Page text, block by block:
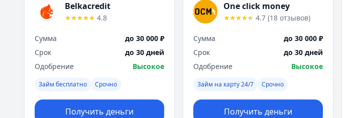
Belkacredit
4.8
Сумма
до 30 000 ₽
Срок
до 30 дней
Одобрение
Высокое
Займ бесплатно Срочно
Получить деньги
One click money
4.7 (18 отзывов)
Сумма
до 30 000 ₽
Срок
до 30 дней
Одобрение
Высокое
Займ на карту 24/7 Срочно
Получить деньги